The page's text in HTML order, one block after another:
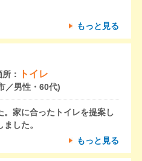
もっと見る
： トイレ
／男性・60代)
家に合ったトイレを提案し
した。
もっと見る